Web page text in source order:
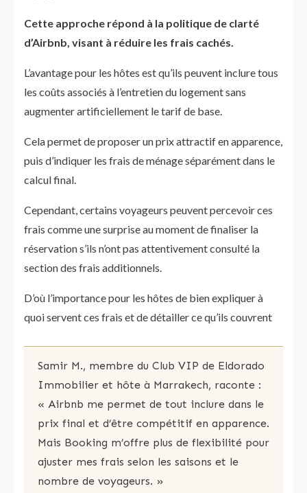
Cette approche répond à la politique de clarté
d’Airbnb, visant à réduire les frais cachés.
L’avantage pour les hôtes est qu’ils peuvent inclure tous
les coûts associés à l’entretien du logement sans
augmenter artificiellement le tarif de base.
Cela permet de proposer un prix attractif en apparence,
puis d’indiquer les frais de ménage séparément dans le
calcul final.
Cependant, certains voyageurs peuvent percevoir ces
frais comme une surprise au moment de finaliser la
réservation s’ils n’ont pas attentivement consulté la
section des frais additionnels.
D’où l’importance pour les hôtes de bien expliquer à
quoi servent ces frais et de détailler ce qu’ils couvrent
Samir M., membre du Club VIP de Eldorado
Immobilier et hôte à Marrakech, raconte :
« Airbnb me permet de tout inclure dans le
prix final et d’être compétitif en apparence.
Mais Booking m’offre plus de flexibilité pour
ajuster mes frais selon les saisons et le
nombre de voyageurs. »